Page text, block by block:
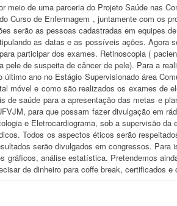
meio de uma parceria do Projeto Saúde nas
Curso de Enfermagem , juntamente com os
serão as pessoas cadastradas em equipes
as datas e as possíveis ações. Agora
participar dos exames. Retinoscopia (
pele de suspeita de câncer de pele). Para a
ano no Estágio Supervisionado área
móvel e como são realizados os exames de
de saúde para a apresentação das metas e
para que possam fazer divulgação em
e Eletrocardiograma, sob a supervisão
Todos os aspectos éticos serão
serão divulgados em congressos.
gráficos, análise estatística. Pretendemos
de dinheiro para coffe break, certificados e